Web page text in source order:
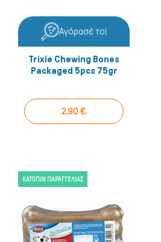
Αγόρασέ το!
Trixie Chewing Bones
Packaged 5pcs 75gr
2,90 €
ΚΑΤΌΠΙΝ ΠΑΡΑΓΓΕΛΊΑΣ